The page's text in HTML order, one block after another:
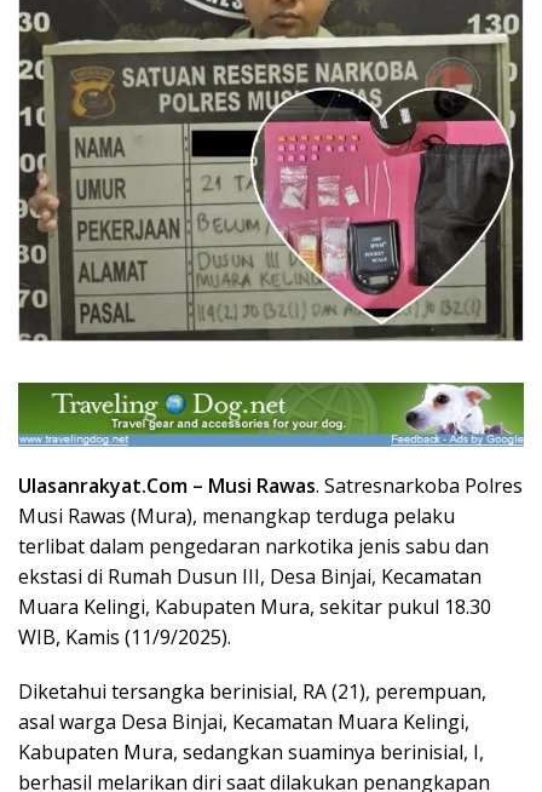
Ulasanrakyat.Com – Musi Rawas. Satresnarkoba Polres
Musi Rawas (Mura), menangkap terduga pelaku
terlibat dalam pengedaran narkotika jenis sabu dan
ekstasi di Rumah Dusun III, Desa Binjai, Kecamatan
Muara Kelingi, Kabupaten Mura, sekitar pukul 18.30
WIB, Kamis (11/9/2025).
Diketahui tersangka berinisial, RA (21), perempuan,
asal warga Desa Binjai, Kecamatan Muara Kelingi,
Kabupaten Mura, sedangkan suaminya berinisial, I,
berhasil melarikan diri saat dilakukan penangkapan